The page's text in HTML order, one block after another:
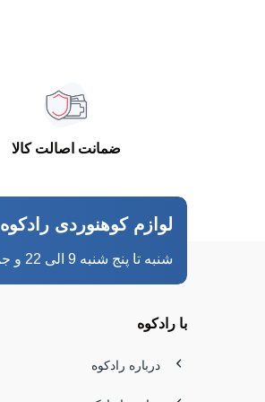
ضمانت اصالت کالا
لوازم کوهنوردی رادکوه
شنبه تا پنج شنبه 9 الی 22 و جمعه ها 12 الی 20
با رادکوه
درباره رادکوه